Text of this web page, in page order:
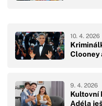
Clooney
10. 4. 2026
Kultovní
Adéla
9. 4. 2026